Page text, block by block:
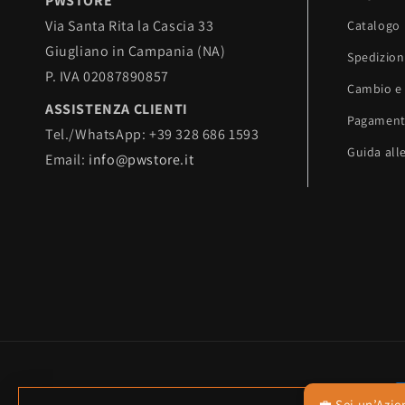
Via Santa Rita la Cascia 33
Giugliano in Campania (NA)
P. IVA 02087890857
ASSISTENZA CLIENTI
Tel./WhatsApp: +39 328 686 1593
Email: info@pwstore.it
Catalogo
Cambio e
Guida